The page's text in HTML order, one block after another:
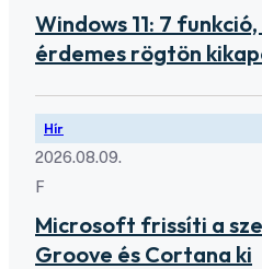
Windows 11: 7
érdemes rögtön
Hír
2026.08.09.
F
Microsoft frissíti a
Groove és Cortana ki